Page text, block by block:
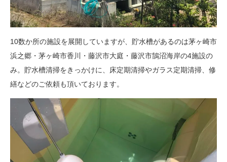
10数か所の施設を展開していますが、貯水槽があるのは茅ヶ崎市
浜之郷・茅ヶ崎市香川・藤沢市大庭・藤沢市鵠沼海岸の4施設の
み。貯水槽清掃をきっかけに、床定期清掃やガラス定期清掃、修
繕などのご依頼も頂いております。